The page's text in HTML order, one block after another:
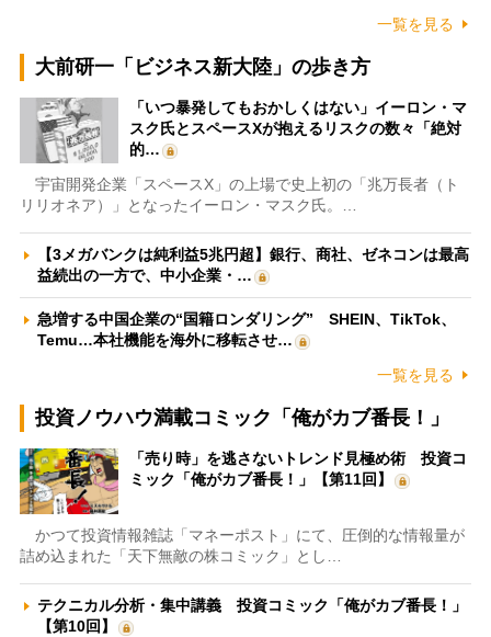
一覧を見る
大前研一「ビジネス新大陸」の歩き方
「いつ暴発してもおかしくはない」イーロン・マ
スク氏とスペースXが抱えるリスクの数々「絶対
的…
宇宙開発企業「スペースX」の上場で史上初の「兆万長者（ト
リリオネア）」となったイーロン・マスク氏。…
【3メガバンクは純利益5兆円超】銀行、商社、ゼネコンは最高
益続出の一方で、中小企業・…
急増する中国企業の“国籍ロンダリング” SHEIN、TikTok、
Temu…本社機能を海外に移転させ…
一覧を見る
投資ノウハウ満載コミック「俺がカブ番長！」
「売り時」を逃さないトレンド見極め術 投資コ
ミック「俺がカブ番長！」【第11回】
かつて投資情報雑誌「マネーポスト」にて、圧倒的な情報量が
詰め込まれた「天下無敵の株コミック」とし…
テクニカル分析・集中講義 投資コミック「俺がカブ番長！」
【第10回】